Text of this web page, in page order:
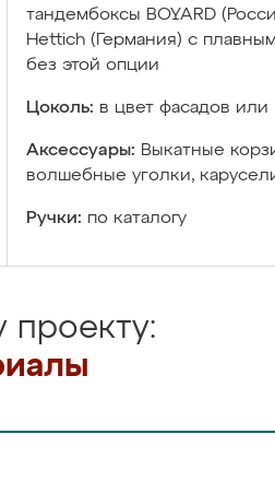
тандембоксы BOYARD
Hettich (Германия) с
без этой опции
Цоколь: в цвет фасадов или
Аксессуары: Выкатные
волшебные уголки,
Ручки: по каталогу
проекту: